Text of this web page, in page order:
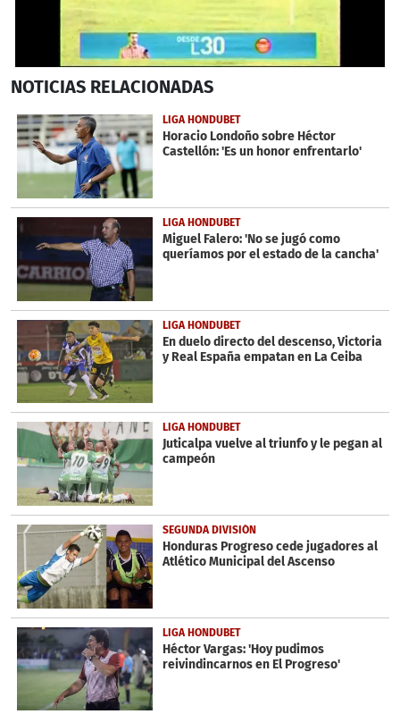
seconds
27
seconds
NOTICIAS RELACIONADAS
LIGA HONDUBET
Horacio Londoño sobre Héctor
Castellón: 'Es un honor enfrentarlo'
LIGA HONDUBET
Miguel Falero: 'No se jugó como
queríamos por el estado de la cancha'
LIGA HONDUBET
En duelo directo del descenso, Victoria
y Real España empatan en La Ceiba
LIGA HONDUBET
Juticalpa vuelve al triunfo y le pegan al
campeón
SEGUNDA DIVISIÓN
Honduras Progreso cede jugadores al
Atlético Municipal del Ascenso
LIGA HONDUBET
Héctor Vargas: 'Hoy pudimos
reivindincarnos en El Progreso'